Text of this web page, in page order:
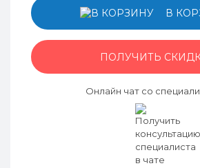
В
ПОЛУЧИТЬ
Онлайн чат со